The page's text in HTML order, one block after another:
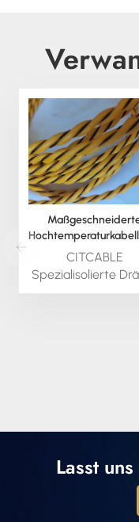
für anspruchsvolle
CITCABLE
Spezialisolierte
sind
und in anderen
Lasst